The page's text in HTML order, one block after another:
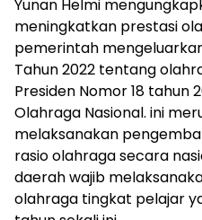
Yunan Helmi
meningkatkan prestasi
pemerintah
Tahun 2022 tentang
Presiden Nomor 18 tahun
Olahraga Nasional. ini
melaksanakan
rasio olahraga secara
daerah wajib
olahraga tingkat pelajar